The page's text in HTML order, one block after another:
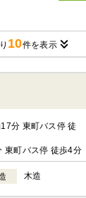
10件を表示
分 東町バス停 徒
東町バス停 徒歩4分
木造